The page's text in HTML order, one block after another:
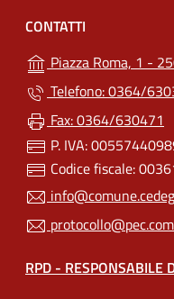
CONTATTI
Piazza Roma, 1 -
Telefono: 0364/
Fax: 0364/630471
P. IVA:
Codice fiscale:
RPD - RESPONSABILE